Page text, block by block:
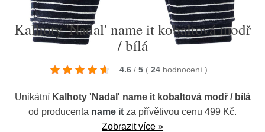
Kalhoty 'Nadal' name it kobaltová modř
/ bílá
4.6 / 5 ( 24 hodnocení )
Unikátní Kalhoty 'Nadal' name it kobaltová modř / bílá
od producenta name it za přívětivou cenu 499 Kč.
Zobrazit více »